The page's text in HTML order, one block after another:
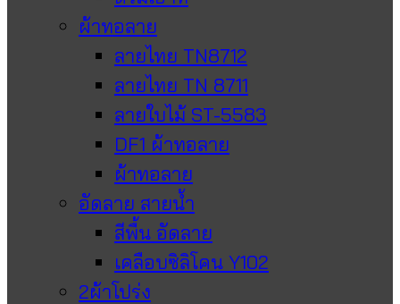
ผ้าทอลาย
ลายไทย TN8712
ลายไทย TN 8711
ลายใบไม้ ST-5583
DF1 ผ้าทอลาย
ผ้าทอลาย
อัดลาย สายน้ำ
สีพื้น อัดลาย
เคลือบซิลิโคน Y102
2ผ้าโปร่ง